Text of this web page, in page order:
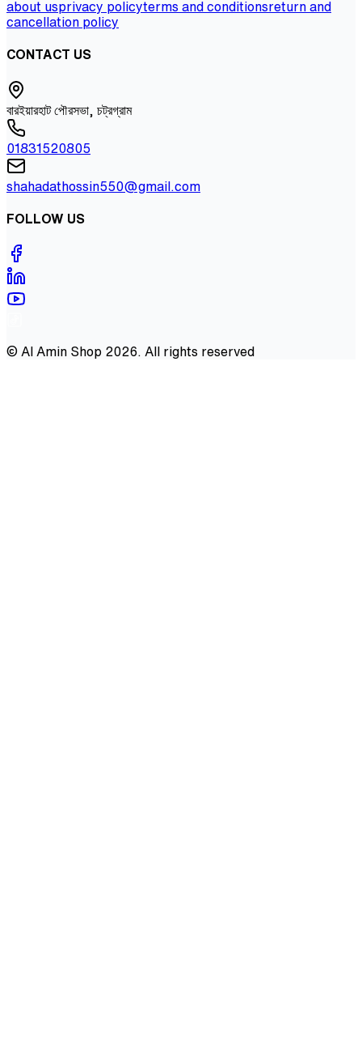
about usprivacy policyterms and conditionsreturn and
cancellation policy
CONTACT US
বারইয়ারহাট পৌরসভা, চট্রগ্রাম
01831520805
shahadathossin550@gmail.com
FOLLOW US
© Al Amin Shop 2026. All rights reserved